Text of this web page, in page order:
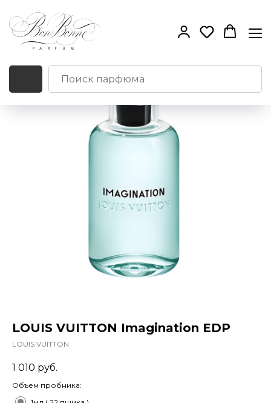
LOUIS VUITTON Imagination EDP
LOUIS VUITTON
1 010 руб.
Объем пробника: